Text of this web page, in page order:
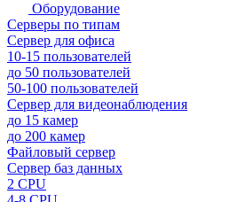
Оборудование
Серверы по типам
Сервер для офиса
10-15 пользователей
до 50 пользователей
50-100 пользователей
Сервер для видеонаблюдения
до 15 камер
до 200 камер
Файловый сервер
Сервер баз данных
2 CPU